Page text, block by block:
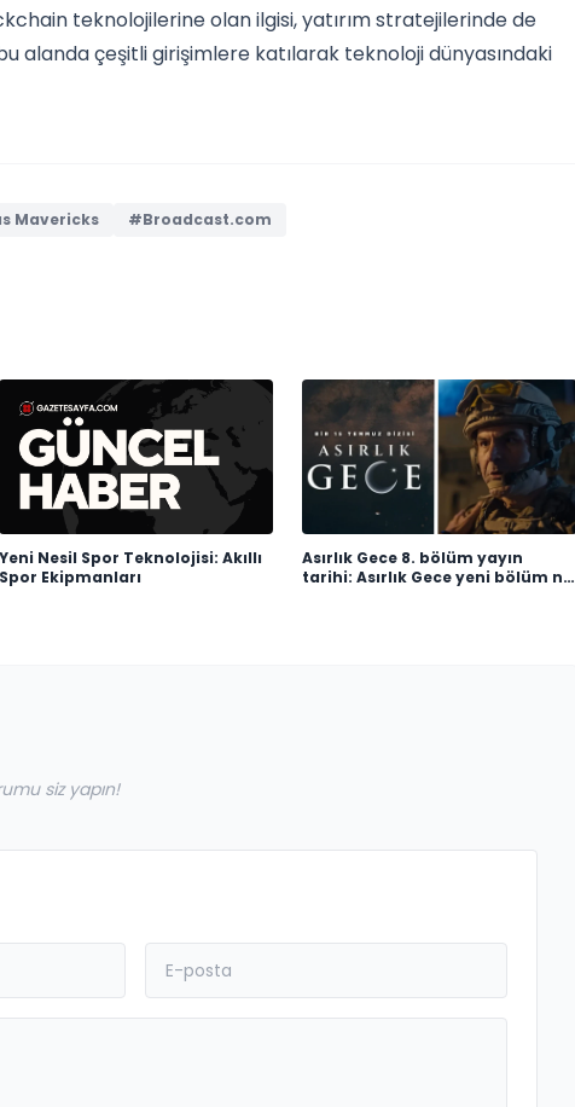
teknolojilerine olan ilgisi, yatırım stratejilerinde de
alanda çeşitli girişimlere katılarak teknoloji dünyasındaki
Mavericks #Broadcast.com
Yeni Nesil Spor Teknolojisi: Akıllı
Spor Ekipmanları
Asırlık Gece 8. bölüm yayın
tarihi: Asırlık Gece yeni bölüm ne
siz yapın!